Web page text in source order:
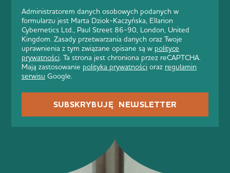
Administratorem danych osobowych podanych w
formularzu jest Marta Dziok-Kaczyńska, Ellarion
Cybernetics Ltd., Paul Street 86-90, London, United
Kingdom. Zasady przetwarzania danych oraz Twoje
uprawnienia z tym związane opisane są w polityce
prywatności. Ta strona jest chroniona przez reCAPTCHA.
Mają zastosowanie polityka prywatności oraz regulamin
serwisu Google.
SUBSKRYBUJĘ NEWSLETTER